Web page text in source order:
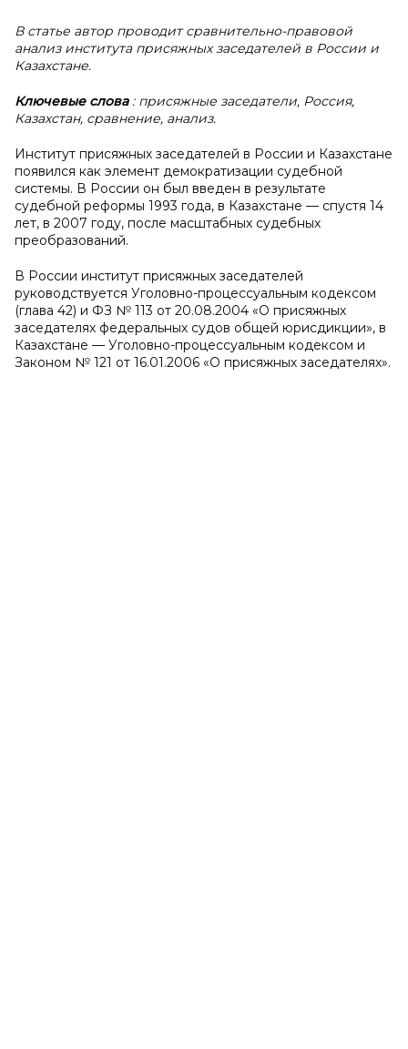
В статье автор проводит сравнительно-правовой
анализ института присяжных заседателей в России и
Казахстане.
Ключевые слова : присяжные заседатели, Россия,
Казахстан, сравнение, анализ.
Институт присяжных заседателей в России и Казахстане
появился как элемент демократизации судебной
системы. В России он был введен в результате
судебной реформы 1993 года, в Казахстане — спустя 14
лет, в 2007 году, после масштабных судебных
преобразований.
В России институт присяжных заседателей
руководствуется Уголовно-процессуальным кодексом
(глава 42) и ФЗ № 113 от 20.08.2004 «О присяжных
заседателях федеральных судов общей юрисдикции», в
Казахстане — Уголовно-процессуальным кодексом и
Законом № 121 от 16.01.2006 «О присяжных заседателях».